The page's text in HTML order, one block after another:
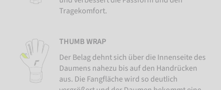
Tragekomfort.
THUMB WRAP
Der Belag dehnt sich über die Innenseite des
Daumens nahezu bis auf den Handrücken
aus. Die Fangfläche wird so deutlich